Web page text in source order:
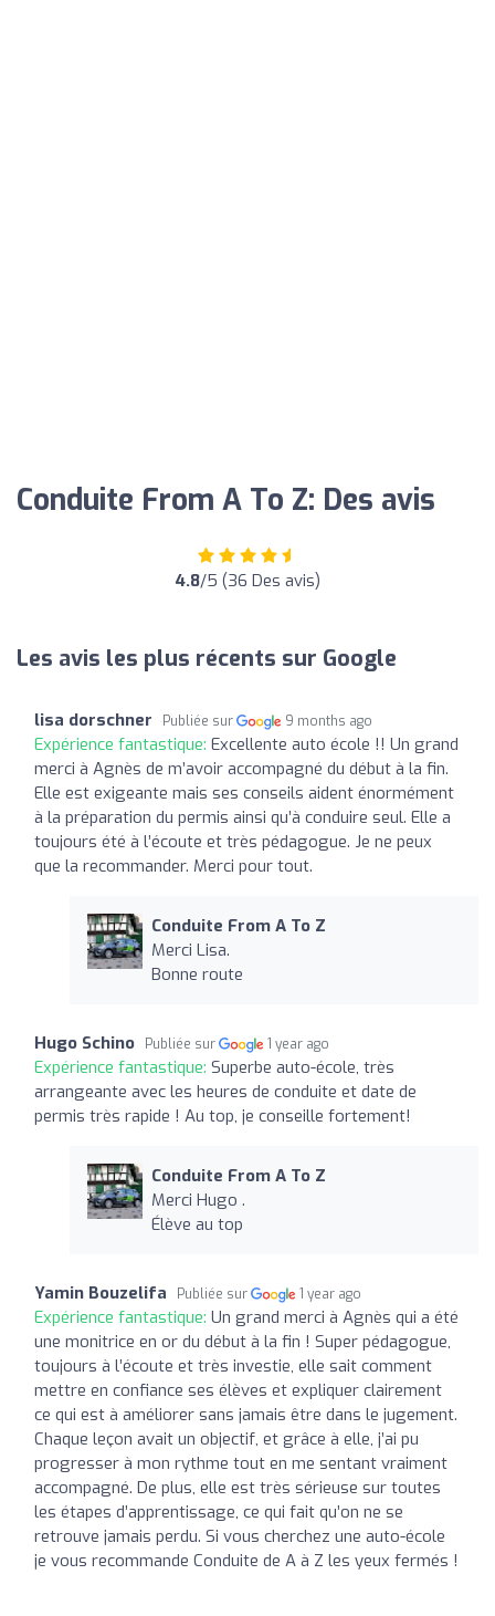
Conduite From A To Z: Des avis
4.8/5 (36 Des avis)
Les avis les plus récents sur Google
lisa dorschner Publiée sur 9 months ago
Expérience fantastique: Excellente auto école !! Un grand
merci à Agnès de m’avoir accompagné du début à la fin.
Elle est exigeante mais ses conseils aident énormément
à la préparation du permis ainsi qu’à conduire seul. Elle a
toujours été à l’écoute et très pédagogue. Je ne peux
que la recommander. Merci pour tout.
Conduite From A To Z
Merci Lisa.
Bonne route
Hugo Schino Publiée sur 1 year ago
Expérience fantastique: Superbe auto-école, très
arrangeante avec les heures de conduite et date de
permis très rapide ! Au top, je conseille fortement!
Conduite From A To Z
Merci Hugo .
Élève au top
Yamin Bouzelifa Publiée sur 1 year ago
Expérience fantastique: Un grand merci à Agnès qui a été
une monitrice en or du début à la fin ! Super pédagogue,
toujours à l’écoute et très investie, elle sait comment
mettre en confiance ses élèves et expliquer clairement
ce qui est à améliorer sans jamais être dans le jugement.
Chaque leçon avait un objectif, et grâce à elle, j’ai pu
progresser à mon rythme tout en me sentant vraiment
accompagné. De plus, elle est très sérieuse sur toutes
les étapes d’apprentissage, ce qui fait qu’on ne se
retrouve jamais perdu. Si vous cherchez une auto-école
je vous recommande Conduite de A à Z les yeux fermés !